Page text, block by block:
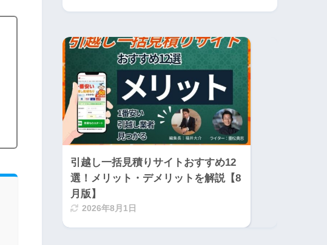
引越し一括見積りサイトおすすめ12
選！メリット・デメリットを解説【8
月版】
2026年8月1日